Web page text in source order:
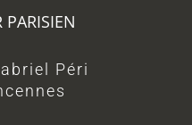
PARISIEN
Péri